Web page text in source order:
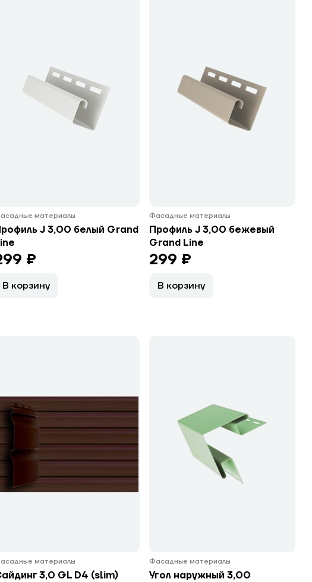
материалы
J 3,00 белый Grand
₽
В корзину
Фасадные материалы
Профиль J 3,00 бежевый
Grand Line
299 ₽
В корзину
материалы
3,0 GL D4 (slim)
Фасадные материалы
Угол наружный 3,00